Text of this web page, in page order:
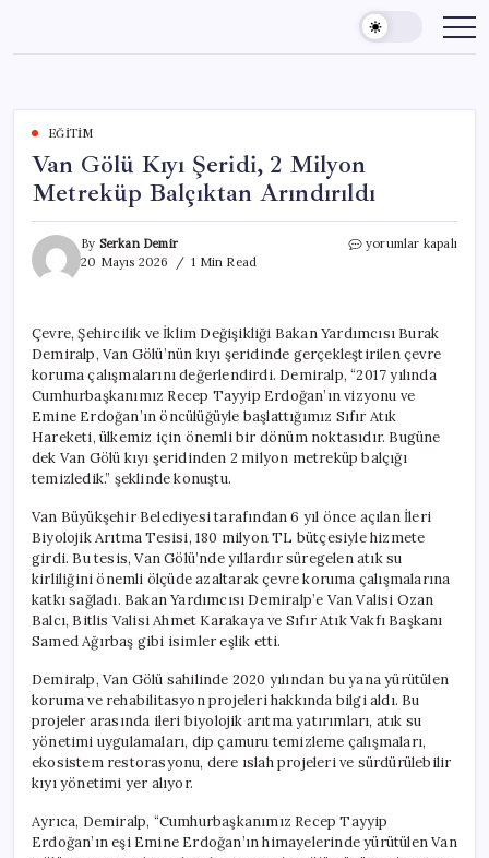
content
EĞITIM
Van Gölü Kıyı Şeridi, 2 Milyon
Metreküp Balçıktan Arındırıldı
By Serkan Demir
20 Mayıs 2026
1 Min Read
Van
Milyon
Metreküp
Balçıktan
Arındırıldı
için
yorumlar kapalı
Çevre, Şehircilik ve İklim Değişikliği Bakan Yardımcısı Burak
Demiralp, Van Gölü’nün kıyı şeridinde gerçekleştirilen çevre
koruma çalışmalarını değerlendirdi. Demiralp, “2017 yılında
Cumhurbaşkanımız Recep Tayyip Erdoğan’ın vizyonu ve
Emine Erdoğan’ın öncülüğüyle başlattığımız Sıfır Atık
Hareketi, ülkemiz için önemli bir dönüm noktasıdır. Bugüne
dek Van Gölü kıyı şeridinden 2 milyon metreküp balçığı
temizledik.” şeklinde konuştu.
Van Büyükşehir Belediyesi tarafından 6 yıl önce açılan İleri
Biyolojik Arıtma Tesisi, 180 milyon TL bütçesiyle hizmete
girdi. Bu tesis, Van Gölü’nde yıllardır süregelen atık su
kirliliğini önemli ölçüde azaltarak çevre koruma çalışmalarına
katkı sağladı. Bakan Yardımcısı Demiralp’e Van Valisi Ozan
Balcı, Bitlis Valisi Ahmet Karakaya ve Sıfır Atık Vakfı Başkanı
Samed Ağırbaş gibi isimler eşlik etti.
Demiralp, Van Gölü sahilinde 2020 yılından bu yana yürütülen
koruma ve rehabilitasyon projeleri hakkında bilgi aldı. Bu
projeler arasında ileri biyolojik arıtma yatırımları, atık su
yönetimi uygulamaları, dip çamuru temizleme çalışmaları,
ekosistem restorasyonu, dere ıslah projeleri ve sürdürülebilir
kıyı yönetimi yer alıyor.
Ayrıca, Demiralp, “Cumhurbaşkanımız Recep Tayyip
Erdoğan’ın eşi Emine Erdoğan’ın himayelerinde yürütülen Van